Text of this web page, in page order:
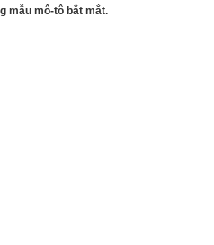
mẫu mô-tô bắt mắt.